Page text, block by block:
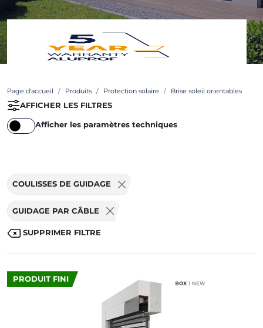
Page d'accueil Produits Protection solaire Brise soleil orientables
AFFICHER LES FILTRES
Afficher les paramètres techniques
COULISSES DE GUIDAGE
GUIDAGE PAR CÂBLE
SUPPRIMER FILTRE
PRODUIT FINI